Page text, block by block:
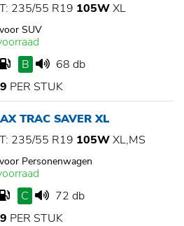
235/55 R19 105WXL
SUV
B
68 db
PER STUK
TRAC SAVER XL
235/55 R19 105WXL,MS
Personenwagen
C
72 db
PER STUK